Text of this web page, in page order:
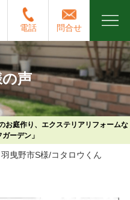
電話 問合せ
声
お庭作り、エクステリアリフォームな
ーデン」
羽曳野市S様/コタロウくん